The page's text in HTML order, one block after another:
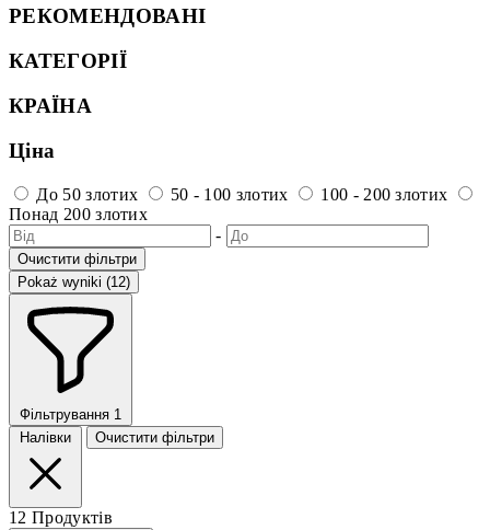
РЕКОМЕНДОВАНІ
КАТЕГОРІЇ
КРАЇНА
Ціна
До 50 злотих 50 - 100 злотих
100 - 200 злотих
Понад 200 злотих
-
Очистити фільтри
Pokaż wyniki (12)
Фільтрування 1
Налівки
Очистити фільтри
12 Продуктів